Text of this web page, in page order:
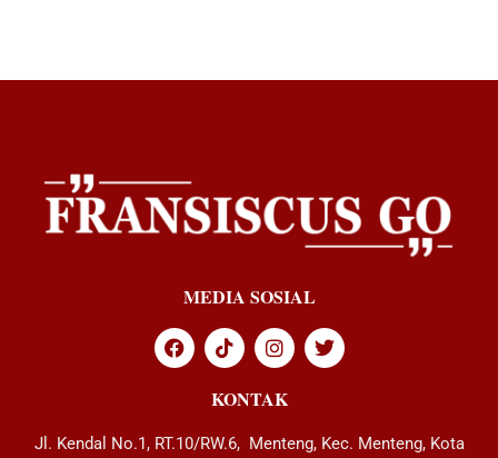
MEDIA SOSIAL
KONTAK
Jl. Kendal No.1, RT.10/RW.6, Menteng, Kec. Menteng, Kota